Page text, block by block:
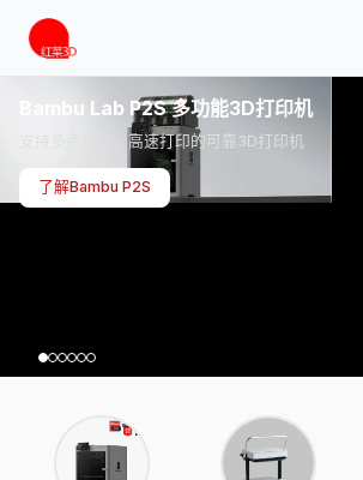
Bambu Lab P2S 多功能3D打印机
支持多色打印、高速打印的可靠3D打印机
了解Bambu P2S